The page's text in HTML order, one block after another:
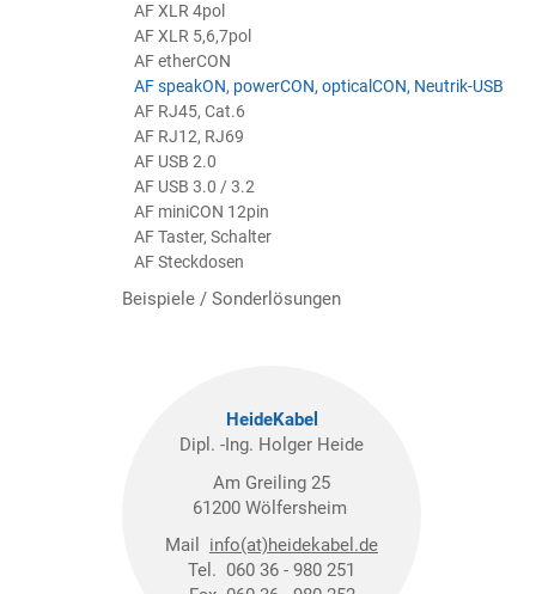
AF XLR 4pol
AF XLR 5,6,7pol
AF etherCON
AF speakON, powerCON, opticalCON, Neutrik-USB
AF RJ45, Cat.6
AF RJ12, RJ69
AF USB 2.0
AF USB 3.0 / 3.2
AF miniCON 12pin
AF Taster, Schalter
AF Steckdosen
Beispiele / Sonderlösungen
HeideKabel
Dipl. -Ing. Holger Heide
Am Greiling 25
61200 Wölfersheim
Mail info(at)heidekabel.de
Tel. 060 36 - 980 251